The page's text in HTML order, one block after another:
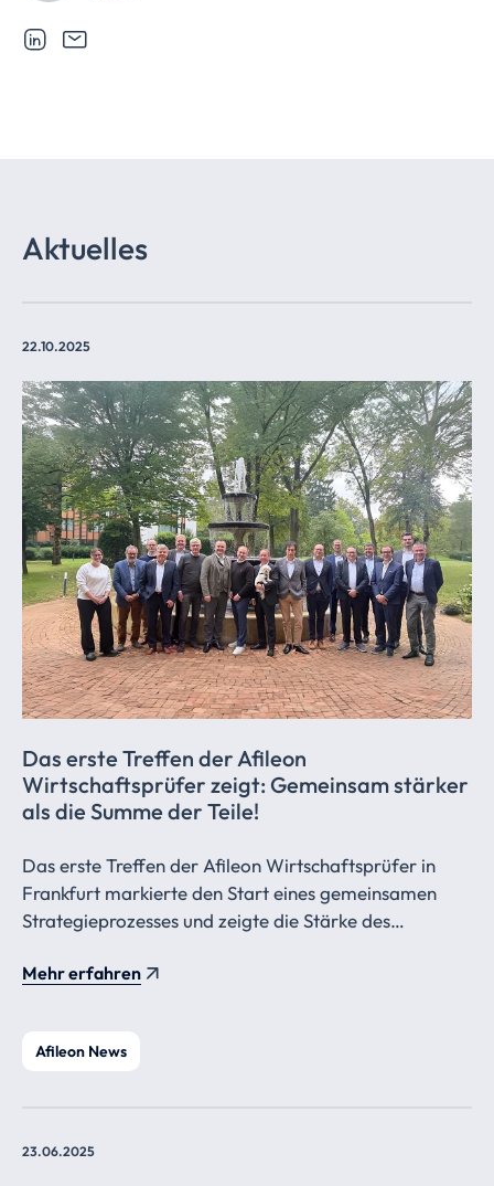
Aktuelles
22.10.2025
Das erste Treffen der Afileon
Wirtschaftsprüfer zeigt: Gemeinsam stärker
als die Summe der Teile!
Das erste Treffen der Afileon Wirtschaftsprüfer in
Frankfurt markierte den Start eines gemeinsamen
Strategieprozesses und zeigte die Stärke des
Erfahrung und ein starkes Gemeinschaftsgefühl als
Mehr erfahren
Afileon News
23.06.2025